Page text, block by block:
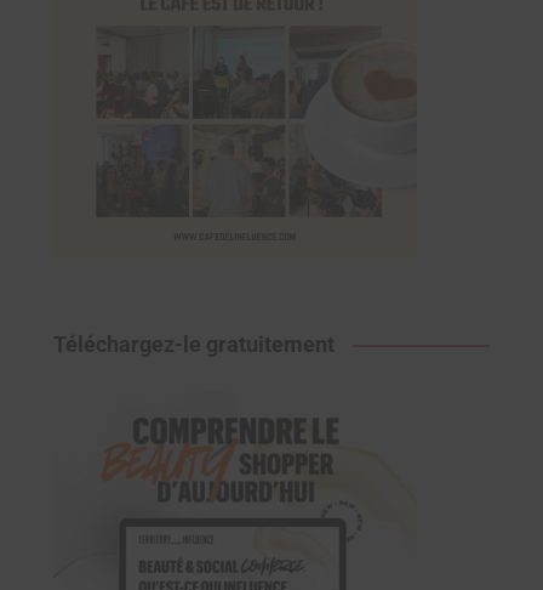
Téléchargez-le gratuitement